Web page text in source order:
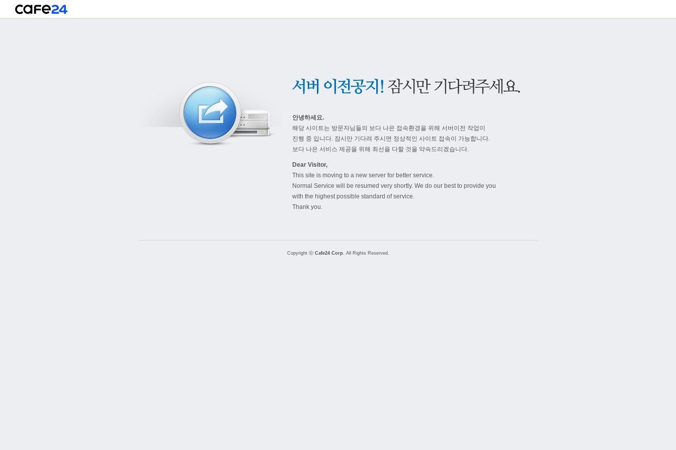
안녕하세요.
해당 사이트는 방문자님들의 보다 나은 접속환경을 위해 서버이전 작업이
진행 중 입니다. 잠시만 기다려 주시면 정상적인 사이트 접속이 가능합니다.
보다 나은 서비스 제공을 위해 최선을 다할 것을 약속드리겠습니다.
Dear Visitor,
This site is moving to a new server for better service.
Normal Service will be resumed very shortly. We do our best to provide you
with the highest possible standard of service.
Thank you.
Copyright ⓒ Cafe24 Corp. All Rights Reserved.